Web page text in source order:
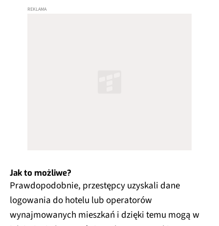
Jak to możliwe?
Prawdopodobnie, przestępcy uzyskali dane
logowania do hotelu lub operatorów
wynajmowanych mieszkań i dzięki temu mogą w